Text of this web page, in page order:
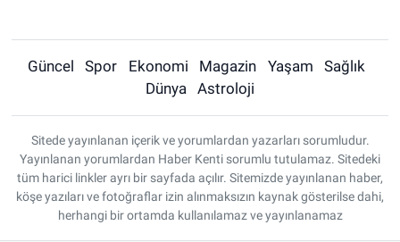
Güncel Spor Ekonomi Magazin Yaşam
Sağlık
Dünya
Astroloji
Sitede yayınlanan içerik ve yorumlardan yazarları sorumludur.
Yayınlanan yorumlardan Haber Kenti sorumlu tutulamaz. Sitedeki
tüm harici linkler ayrı bir sayfada açılır. Sitemizde yayınlanan haber,
köşe yazıları ve fotoğraflar izin alınmaksızın kaynak gösterilse dahi,
herhangi bir ortamda kullanılamaz ve yayınlanamaz